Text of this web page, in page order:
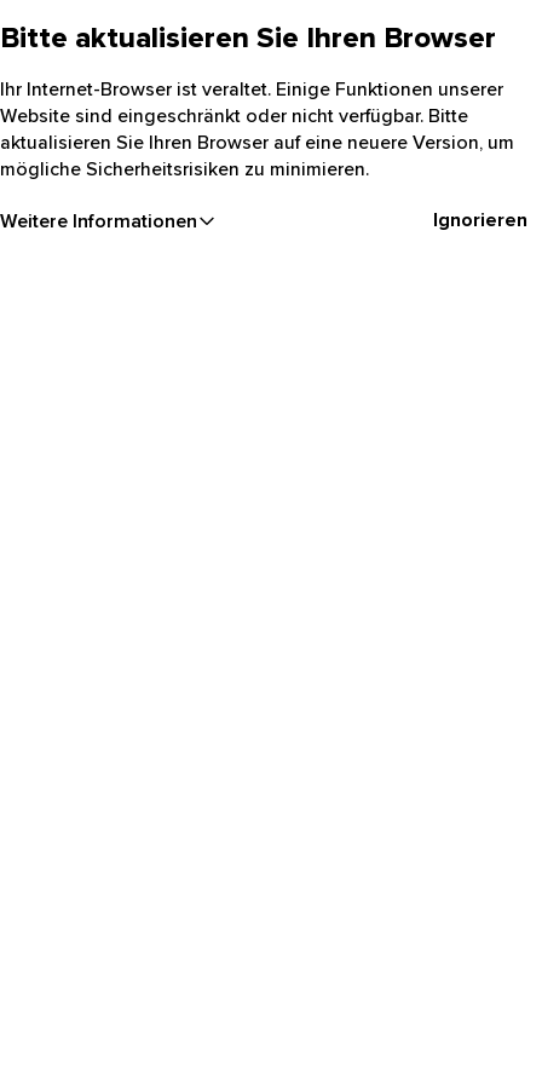
Bitte aktualisieren Sie Ihren Browser
Ihr Internet-Browser ist veraltet. Einige Funktionen unserer
Website sind eingeschränkt oder nicht verfügbar. Bitte
aktualisieren Sie Ihren Browser auf eine neuere Version, um
mögliche Sicherheitsrisiken zu minimieren.
Weitere Informationen Ignorieren